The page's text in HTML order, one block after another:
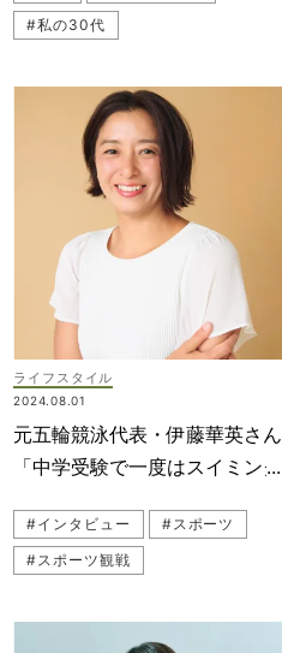
#私の30代
ライフスタイル
2024.08.01
元五輪競泳代表・伊藤華英さん
「中学受験で一度はスイミング
#インタビュー
#スポーツ
#スポーツ観戦